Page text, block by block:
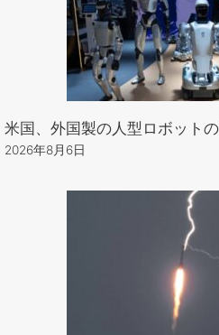
米国、外国製の人型ロボット
2026年8月6日